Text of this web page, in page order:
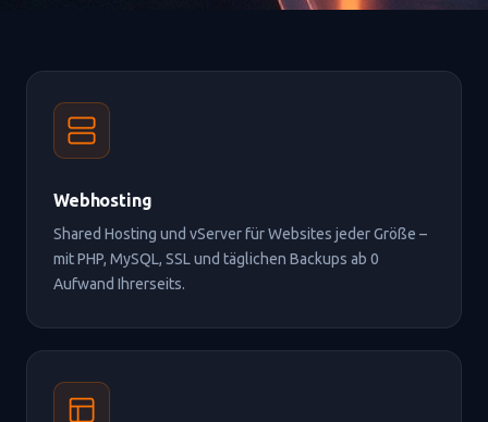
Webhosting
Shared Hosting und vServer für Websites jeder Größe –
mit PHP, MySQL, SSL und täglichen Backups ab 0
Aufwand Ihrerseits.